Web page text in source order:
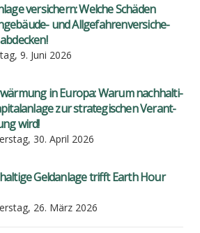
ver­si­chern: Wel­che Schä­den
und All­ge­fah­ren­ver­si­che­
9. Juni 2026
in Euro­pa: War­um nach­hal­ti­
zur stra­te­gi­schen Ver­ant­
wird!
30. April 2026
Geld­an­la­ge trifft Earth Hour
26. März 2026